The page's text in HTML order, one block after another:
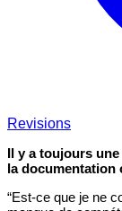
Revisions
Il y a toujours
la documentation
“Est-ce que je ne